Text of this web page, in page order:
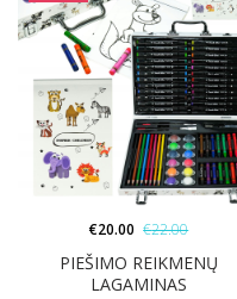
PIEŠIMO REIKMENŲ
LAGAMINAS
€20.00 €22.00